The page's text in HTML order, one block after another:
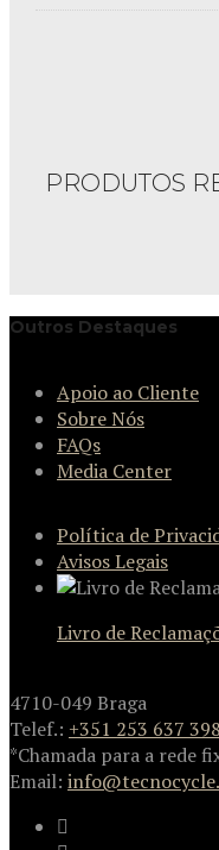
PRODUTOS
Outros Destaques
Apoio ao Cliente
Sobre Nós
FAQs
Media Center
Política de
Avisos Legais
Livro de
4710-049 Braga
Telef.: +351 253 637 398
*Chamada para a rede
Email: